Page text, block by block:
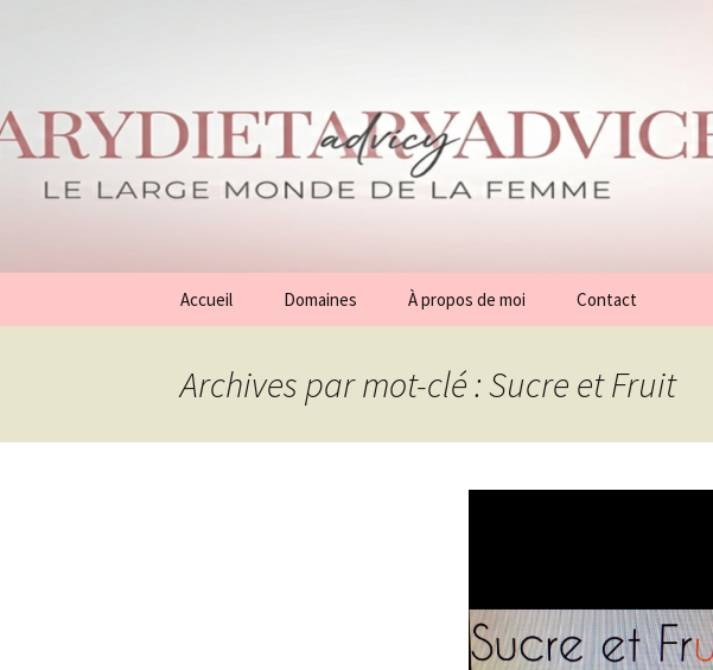
Accueil Domaines
Généralités
À propos de moi Contact
Archives par mot-clé : Sucre et Fruit